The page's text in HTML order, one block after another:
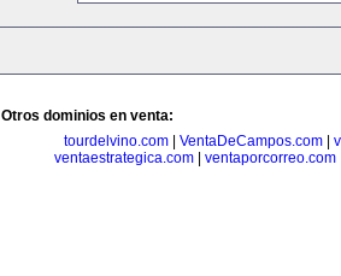
Otros dominios en venta:
tourdelvino.com| VentaDeCampos.com|
ventaestrategica.com| ventaporcorreo.com